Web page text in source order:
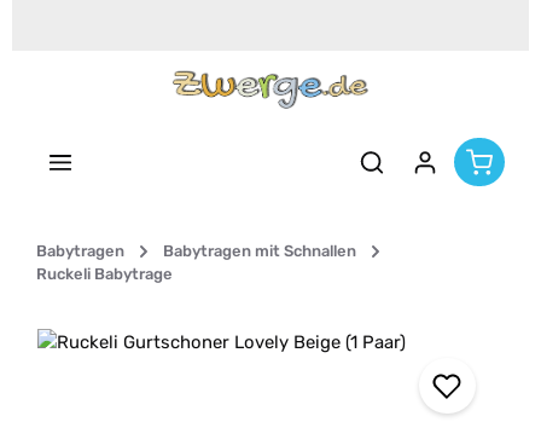
Babytragen
Babytragen mit Schnallen
Ruckeli Babytrage
Bildergalerie überspringen